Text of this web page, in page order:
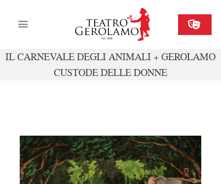
IL CARNEVALE DEGLI ANIMALI + GEROLAMO
CUSTODE DELLE DONNE
Cartellone
Contatti